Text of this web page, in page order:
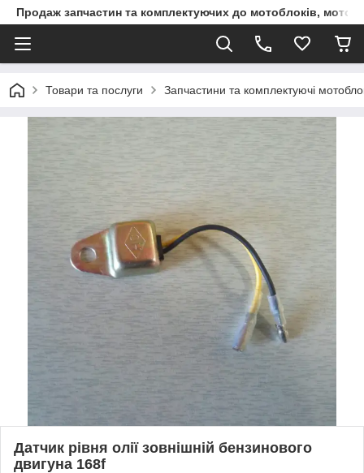
Продаж запчастин та комплектуючих до мотоблоків,
Товари та послуги Запчастини та комплектуючі
Датчик рівня олії зовнішній бензинового
двигуна 168f